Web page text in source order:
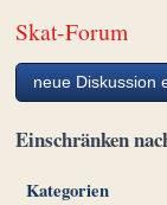
Skat-Forum
neue Diskussion
Einschränken
Kategorien